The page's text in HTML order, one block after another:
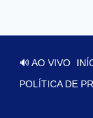
🔊 AO VIVO
POLÍTICA DE